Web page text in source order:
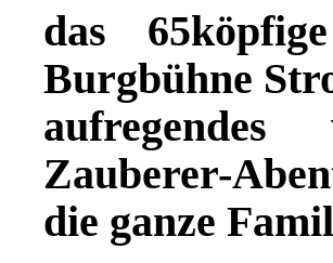
das
Burgbühne
Zauberer-
die ganze